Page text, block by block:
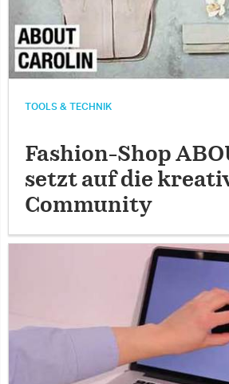
TOOLS & TECHNIK
Fashion-Shop
setzt auf die
Community